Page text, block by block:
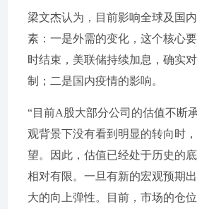
梁文杰认为，目前影响全球及国
素：一是外需的变化，这个核心
时结束，美联储持续加息，确实
制；二是国内疫情的影响。
“目前A股大部分公司的估值不断
观背景下没有看到明显的转向时
望。因此，估值已经处于历史的
相对有限。一旦有新的宏观预期
大的向上弹性。目前，市场的仓